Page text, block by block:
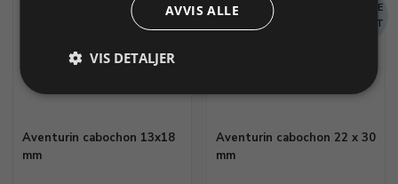
MENGDE
Aventurin cabochon 13x18
mm
MENGDE
RABATT
Aventurin cabochon 22 x 30
mm
AVVIS ALLE
VIS DETALJER